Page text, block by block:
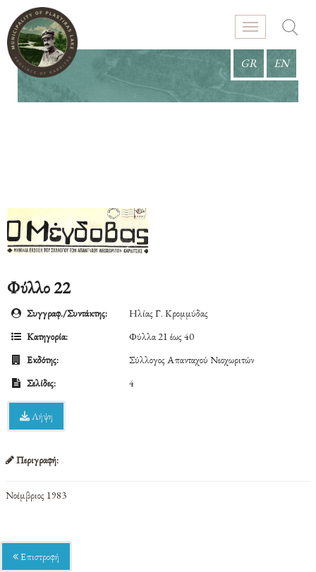
GR EN
Φύλλο 22
Συγγραφ./Συντάκτης:
Ηλίας Γ. Κρομμύδας
Κατηγορία:
Φύλλα 21 έως 40
Εκδότης:
Σύλλογος Απανταχού Νεοχωριτών
Σελίδες:
4
Λήψη
Περιγραφή:
Νοέμβριος 1983
Επιστροφή